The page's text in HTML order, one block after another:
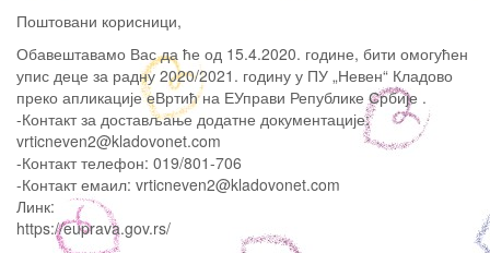
Поштовани корисници,
Обавештавамо Вас да ће од 15.4.2020. године, бити омогућен
упис деце за радну 2020/2021. годину у ПУ „Невен“ Кладово
преко апликације еВртић на ЕУправи Републике Србије .
-Контакт за достављање додатне документације:
vrticneven2@kladovonet.com
-Контакт телефон: 019/801-706
-Контакт емаил: vrticneven2@kladovonet.com
Линк:
https://euprava.gov.rs/